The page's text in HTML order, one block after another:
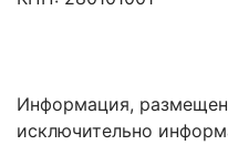
Информация,
исключительно